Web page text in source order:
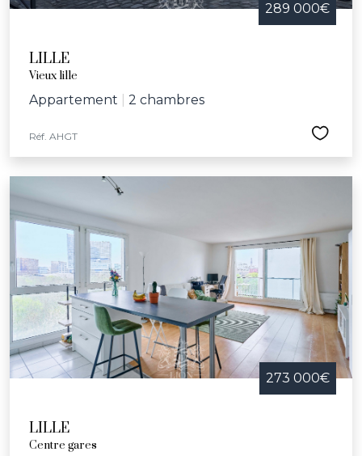
289 000€
LILLE
Vieux lille
Appartement 2 chambres
Réf. AHGT
273 000€
LILLE
Centre gares